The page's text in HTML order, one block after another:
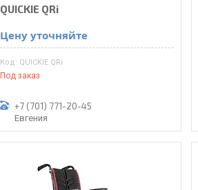
QUICKIE QRi
Цену уточняйте
QUICKIE QRi
Под заказ
+7 (701) 771-20-45
Евгения